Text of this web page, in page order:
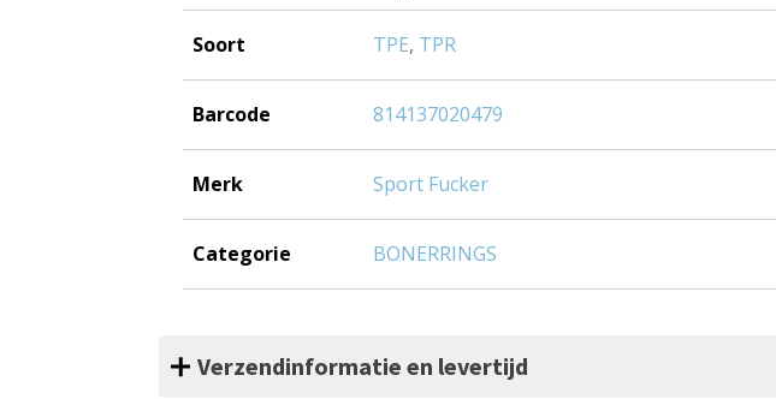
Soort TPE, TPR
Barcode 814137020479
Merk Sport Fucker
Categorie BONERRINGS
Verzendinformatie en levertijd